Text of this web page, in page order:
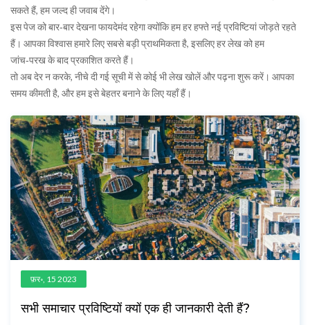
सकते हैं, हम जल्द ही जवाब देंगे।
इस पेज को बार‑बार देखना फायदेमंद रहेगा क्योंकि हम हर हफ्ते नई प्रविष्टियां जोड़ते रहते
हैं। आपका विश्वास हमारे लिए सबसे बड़ी प्राथमिकता है, इसलिए हर लेख को हम
जांच‑परख के बाद प्रकाशित करते हैं।
तो अब देर न करके, नीचे दी गई सूची में से कोई भी लेख खोलें और पढ़ना शुरू करें। आपका
समय कीमती है, और हम इसे बेहतर बनाने के लिए यहाँ हैं।
फ़र॰, 15 2023
सभी समाचार प्रविष्टियों क्यों एक ही जानकारी देती हैं?